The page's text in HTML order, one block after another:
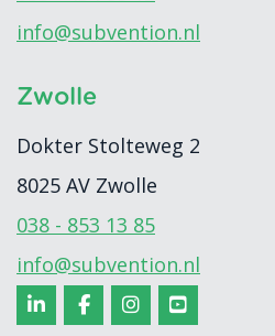
info@subvention.nl
Zwolle
Dokter Stolteweg 2
8025 AV Zwolle
038 - 853 13 85
info@subvention.nl